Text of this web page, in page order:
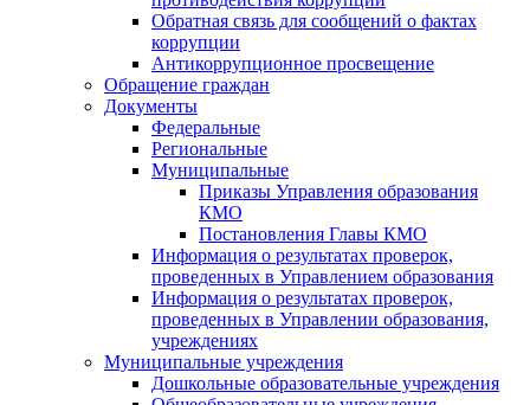
Обратная связь для сообщений о фактах
коррупции
Антикоррупционное просвещение
Обращение граждан
Документы
Федеральные
Региональные
Муниципальные
Приказы Управления образования
КМО
Постановления Главы КМО
Информация о результатах проверок,
проведенных в Управлением образования
Информация о результатах проверок,
проведенных в Управлении образования,
учреждениях
Муниципальные учреждения
Дошкольные образовательные учреждения